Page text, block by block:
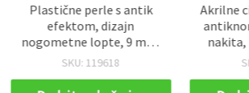
Plastične perle s antik
efektom, dizajn
nogometne lopte, 9 mm,
rupa: 1,5 mm, smeđa, 50 g
SKU: 119618
Akrilne
nakita,
rupa: 6